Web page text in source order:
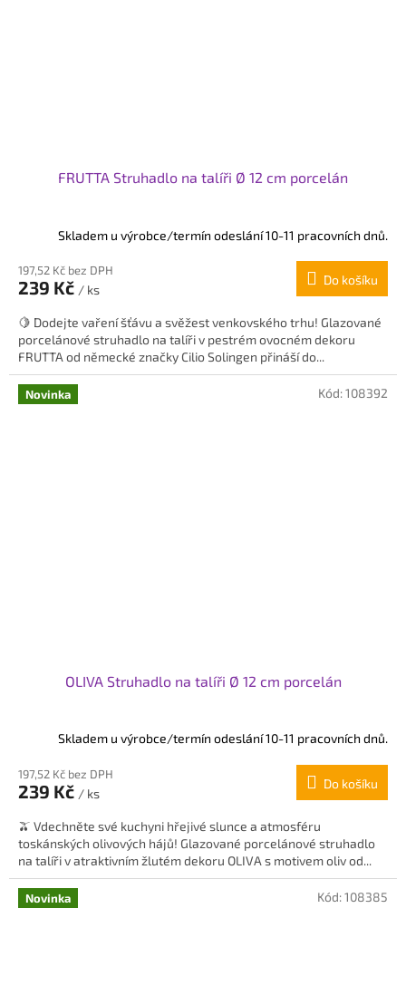
FRUTTA Struhadlo na talíři Ø 12 cm porcelán
Skladem u výrobce/termín odeslání 10-11 pracovních dnů.
197,52 Kč bez DPH
239 Kč / ks
Do košíku
🍋 Dodejte vaření šťávu a svěžest venkovského trhu! Glazované
porcelánové struhadlo na talíři v pestrém ovocném dekoru
FRUTTA od německé značky Cilio Solingen přináší do...
Novinka
OLIVA Struhadlo na talíři Ø 12 cm porcelán
Skladem u výrobce/termín odeslání 10-11 pracovních dnů.
197,52 Kč bez DPH
239 Kč / ks
Do košíku
🫒 Vdechněte své kuchyni hřejivé slunce a atmosféru
toskánských olivových hájů! Glazované porcelánové struhadlo
na talíři v atraktivním žlutém dekoru OLIVA s motivem oliv od...
Kód:108392
Novinka Kód:108385